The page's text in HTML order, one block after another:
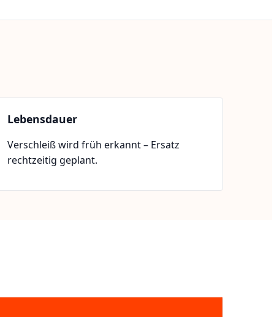
Lebensdauer
Verschleiß wird früh erkannt – Ersatz
rechtzeitig geplant.